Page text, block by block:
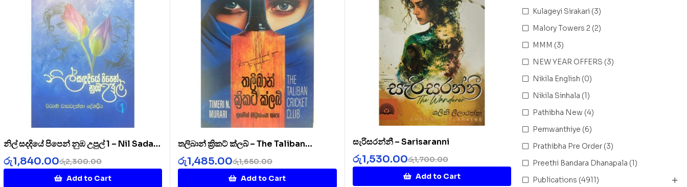
නිල් සදදියේ පිපෙන් නුඹ උපුල් 1 – Nil Sada
Diye 1
රු2,300.00
රු1,840.00
Add to Cart
තලිබාන් ක්‍රිකට් ක්ලබ් – The Taliban
Cricket Clubරු1,650.00
රු1,485.00
Add to Cart
සැරිසරන්නී – Sarisaranni
රු1,700.00
රු1,530.00
Add to Cart
Kulageyi Sirakari (3)
Malory Towers 2 (2)
MMM (3)
NEW YEAR OFFERS (3)
Nikila English (0)
Nikila Sinhala (1)
Pathibha New (4)
Pemwanthiye (6)
Prathibha Pre Order (3)
Preethi Bandara Dhanapala (1)
Publications (4911)